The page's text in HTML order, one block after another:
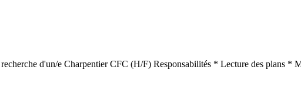
d'un/e Charpentier CFC (H/F) Responsabilités * Lecture des plans *